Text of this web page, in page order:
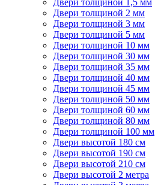
Двери толщиной 1,5 мм
Двери толщиной 2 мм
Двери толщиной 3 мм
Двери толщиной 5 мм
Двери толщиной 10 мм
Двери толщиной 30 мм
Двери толщиной 35 мм
Двери толщиной 40 мм
Двери толщиной 45 мм
Двери толщиной 50 мм
Двери толщиной 60 мм
Двери толщиной 80 мм
Двери толщиной 100 мм
Двери высотой 180 см
Двери высотой 190 см
Двери высотой 210 см
Двери высотой 2 метра